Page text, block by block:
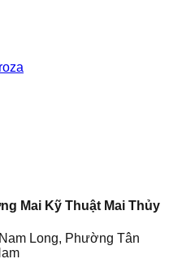
Mai Kỹ Thuật Mai Thủy
Long, Phường Tân